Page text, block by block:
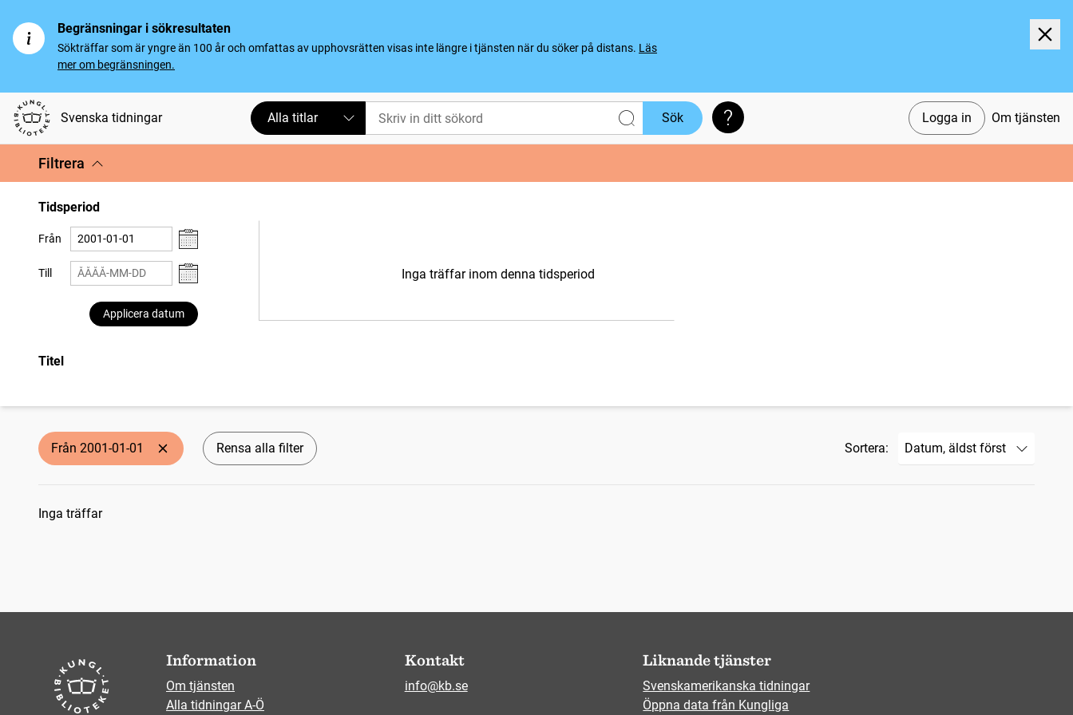
Begränsningar i sökresultaten
Sökträffar som är yngre än 100 år och omfattas av upphovsrätten visas inte längre i tjänsten när du söker på distans. Läs
mer om begränsningen.
Svenska tidningar Logga in Om tjänsten
Alla titlar Sök Söktips
Filtrera
Tidsperiod
Från
Till
Applicera datum
Inga träffar inom denna tidsperiod
Titel
Från 2001-01-01 Rensa alla filter Sortera:
Sökresultat
Inga träffar
Information
Om tjänsten
Alla tidningar A-Ö
Kontakt
info@kb.se
Liknande tjänster
Svenskamerikanska tidningar
Öppna data från Kungliga